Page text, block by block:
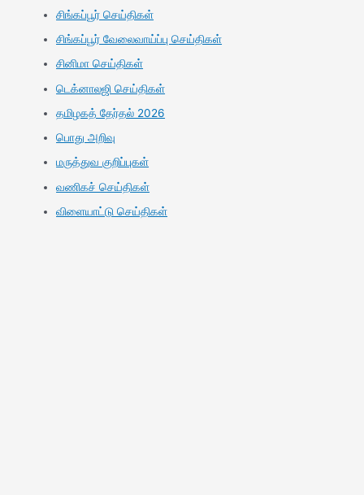
சிங்கப்பூர் செய்திகள்
சிங்கப்பூர் வேலைவாய்ப்பு செய்திகள்
சினிமா செய்திகள்
டெக்னாலஜி செய்திகள்
தமிழகத் தேர்தல் 2026
பொது அறிவு
மருத்துவ குறிப்புகள்
வணிகச் செய்திகள்
விளையாட்டு செய்திகள்